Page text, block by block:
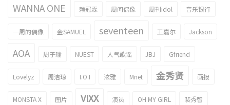
WANNA ONE 赖冠霖 周间偶像 周刊idol 音乐银行
一周的偶像 金SAMUEL seventeen 王嘉尔 Jackson
AOA 周子瑜 NUEST 人气歌谣 JBJ Gfriend
Lovelyz 周洁琼 I.O.I 泫雅 Mnet 金秀贤 画报
MONSTA X 图片 VIXX 演员 OH MY GIRL 裴秀智